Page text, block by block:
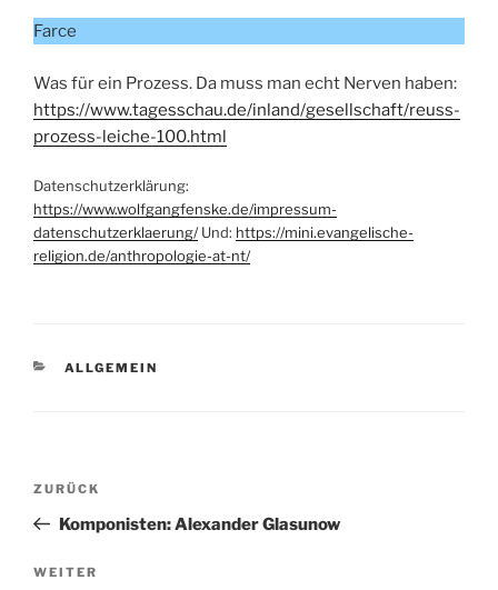
Farce
Was für ein Prozess. Da muss man echt Nerven haben:
https://www.tagesschau.de/inland/gesellschaft/reuss-
prozess-leiche-100.html
Datenschutzerklärung:
https://www.wolfgangfenske.de/impressum-
datenschutzerklaerung/Und: https://mini.evangelische-
religion.de/anthropologie-at-nt/
KATEGORIEN
ALLGEMEIN
Beitragsnavigation
Vorheriger
Beitrag
ZURÜCK
Komponisten: Alexander Glasunow
Nächster
WEITER